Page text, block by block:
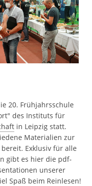
20. Frühjahrsschule
des Instituts für
in Leipzig statt.
Materialien zur
Exklusiv für alle
gibt es hier die pdf-
unserer
Spaß beim Reinlesen!